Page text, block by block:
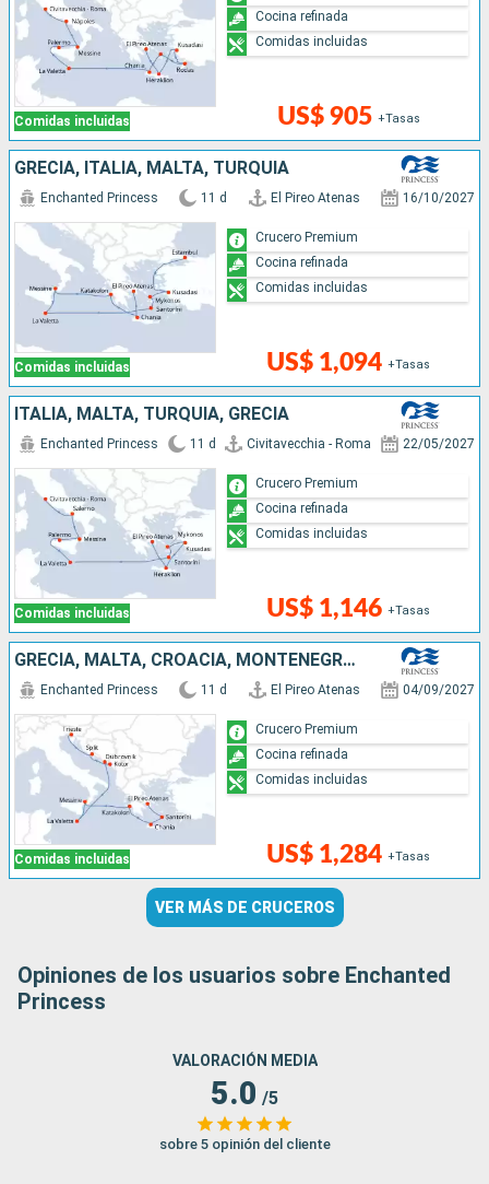
Comidas incluidas US$ 905 +Tasas
Cocina refinada
Comidas incluidas
GRECIA, ITALIA, MALTA, TURQUÍA
Comidas incluidas
Enchanted Princess 11 d El Pireo Atenas 16/10/2027
US$ 1,094 +Tasas
Crucero Premium
Cocina refinada
Comidas incluidas
ITALIA, MALTA, TURQUÍA, GRECIA
Comidas incluidas
Enchanted Princess 11 d Civitavecchia - Roma 22/05/2027
US$ 1,146 +Tasas
Crucero Premium
Cocina refinada
Comidas incluidas
GRECIA, MALTA, CROACIA, MONTENEGRO, ITALIA
Comidas incluidas
Enchanted Princess 11 d El Pireo Atenas 04/09/2027
US$ 1,284 +Tasas
Crucero Premium
Cocina refinada
Comidas incluidas
VER MÁS DE CRUCEROS
Opiniones de los usuarios sobre Enchanted
Princess
VALORACIÓN MEDIA
5.0 /5
sobre 5 opinión del cliente